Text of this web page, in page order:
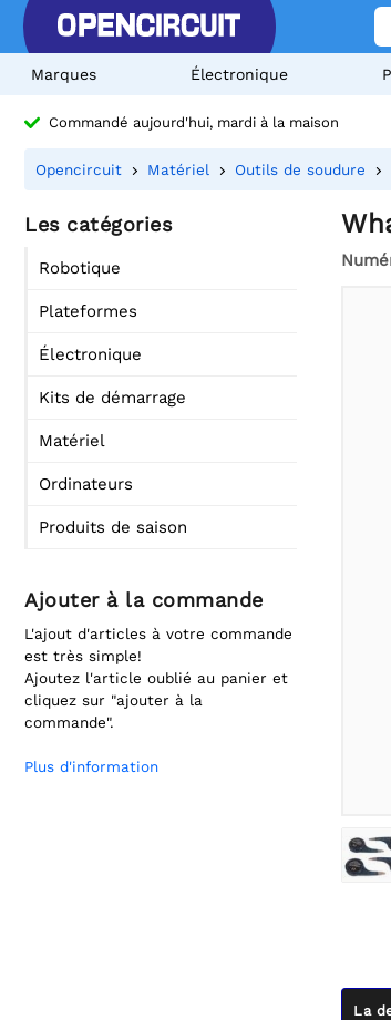
Marques Électronique
Commandé aujourd'hui, mardi à la maison
Opencircuit Matériel Outils de soudure
Les catégories
Robotique
Plateformes
Électronique
Kits de démarrage
Matériel
Ordinateurs
Produits de saison
Ajouter à la commande
L'ajout d'articles à votre commande
est très simple!
Ajoutez l'article oublié au panier et
cliquez sur "ajouter à la
commande".
Plus d'information
La